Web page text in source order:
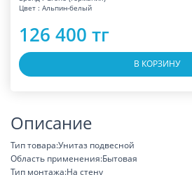
Цвет : Альпин-белый
126 400 тг
В КОРЗИНУ
Описание
Тип товара:Унитаз подвесной
Область применения:Бытовая
Тип монтажа:На стену